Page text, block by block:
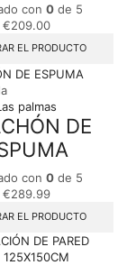
con 0 de 5
€209.00
EL PRODUCTO
palmas
DE
con 0 de 5
€289.99
EL PRODUCTO